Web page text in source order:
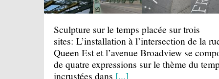
Sculpture sur le temps placée sur trois
sites: L’installation à l’intersection de la
Queen Est et l’avenue Broadview se
de quatre expressions sur le thème du
incrustées dans [...]